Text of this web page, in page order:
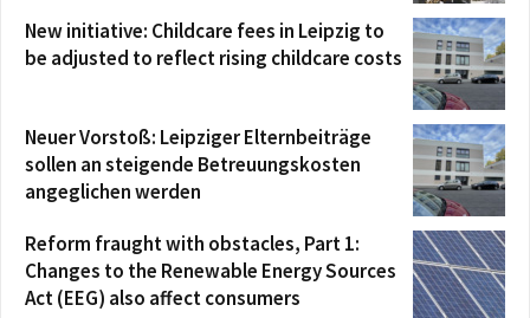
New initiative: Childcare fees in Leipzig to
be adjusted to reflect rising childcare costs
Neuer Vorstoß: Leipziger Elternbeiträge
sollen an steigende Betreuungskosten
angeglichen werden
Reform fraught with obstacles, Part 1:
Changes to the Renewable Energy Sources
Act (EEG) also affect consumers